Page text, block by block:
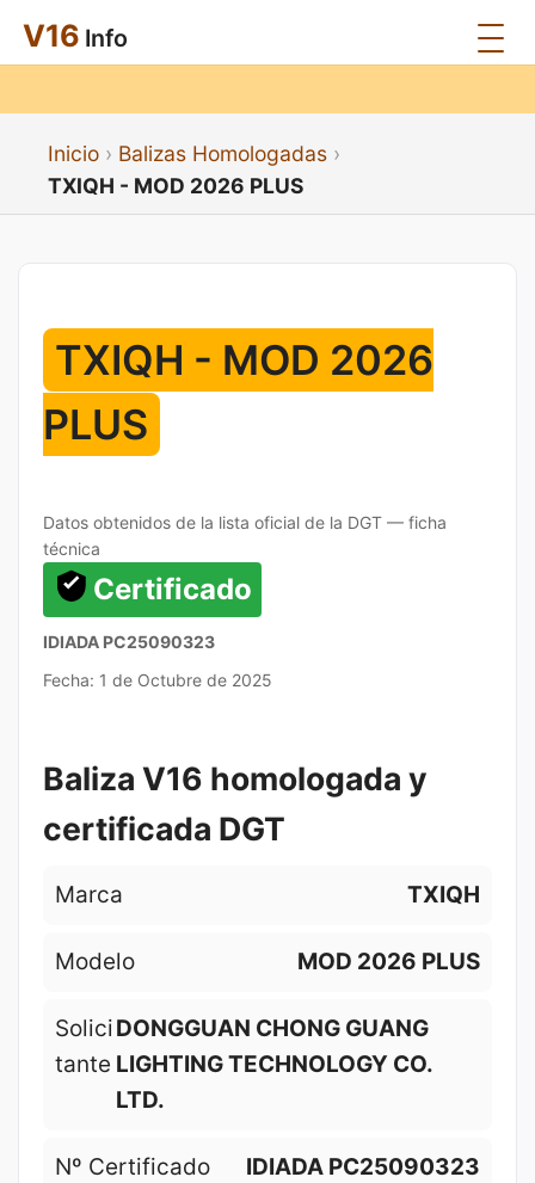
V16 Info
Inicio
Balizas Homologadas
TXIQH - MOD 2026 PLUS
TXIQH - MOD 2026
PLUS
Datos obtenidos de la lista oficial de la DGT — ficha
técnica
Certificado
IDIADA PC25090323
Fecha: 1 de Octubre de 2025
Baliza V16 homologada y
certificada DGT
Marca TXIQH
Modelo MOD 2026 PLUS
Solici
tante
DONGGUAN CHONG GUANG
LIGHTING TECHNOLOGY CO.
LTD.
Nº Certificado IDIADA PC25090323